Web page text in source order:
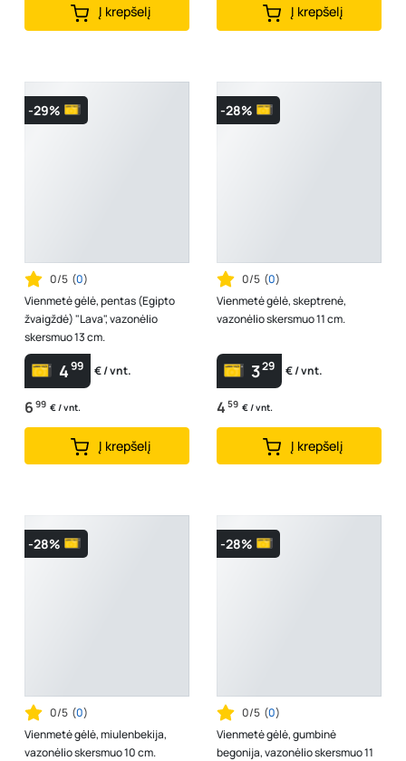
Į krepšelį Į krepšelį
-29%
0/5 (0)
Vienmetė gėlė, pentas (Egipto
žvaigždė) "Lava", vazonėlio
skersmuo 13 cm.
499 € / vnt.
6 99 € / vnt.
Į krepšelį
-28%
0/5 (0)
Vienmetė gėlė, skeptrenė,
vazonėlio skersmuo 11 cm.
329 € / vnt.
4 59 € / vnt.
Į krepšelį
-28%
0/5 (0)
Vienmetė gėlė, miulenbekija,
vazonėlio skersmuo 10 cm.
-28%
0/5 (0)
Vienmetė gėlė, gumbinė
begonija, vazonėlio skersmuo 11